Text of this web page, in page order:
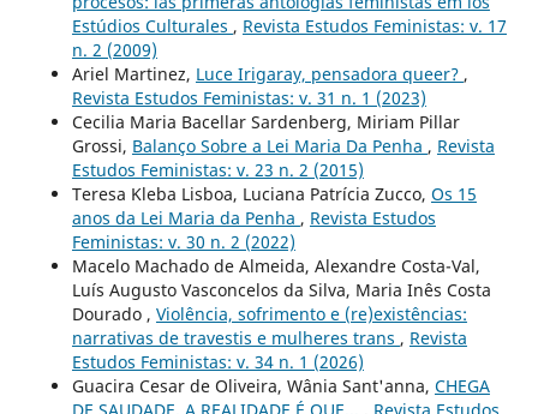
Estúdios Culturales , Revista Estudos Feministas: v. 17
n. 2 (2009)
Ariel Martinez, Luce Irigaray, pensadora queer? ,
Revista Estudos Feministas: v. 31 n. 1 (2023)
Cecilia Maria Bacellar Sardenberg, Miriam Pillar
Grossi, Balanço Sobre a Lei Maria Da Penha , Revista
Estudos Feministas: v. 23 n. 2 (2015)
Teresa Kleba Lisboa, Luciana Patrícia Zucco, Os 15
anos da Lei Maria da Penha , Revista Estudos
Feministas: v. 30 n. 2 (2022)
Macelo Machado de Almeida, Alexandre Costa-Val,
Luís Augusto Vasconcelos da Silva, Maria Inês Costa
Dourado , Violência, sofrimento e (re)existências:
narrativas de travestis e mulheres trans , Revista
Estudos Feministas: v. 34 n. 1 (2026)
Guacira Cesar de Oliveira, Wânia Sant'anna, CHEGA